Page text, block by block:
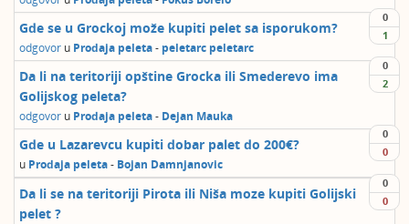
0
1
Gde se u Grockoj može kupiti pelet sa isporukom?
odgovor u Prodaja peleta- peletarc peletarc
0
2
Da li na teritoriji opštine Grocka ili Smederevo ima
Golijskog peleta?
odgovor u Prodaja peleta- Dejan Mauka
0
0
Gde u Lazarevcu kupiti dobar palet do 200€?
u Prodaja peleta- Bojan Damnjanovic
0
0
Da li se na teritoriji Pirota ili Niša moze kupiti Golijski
pelet ?